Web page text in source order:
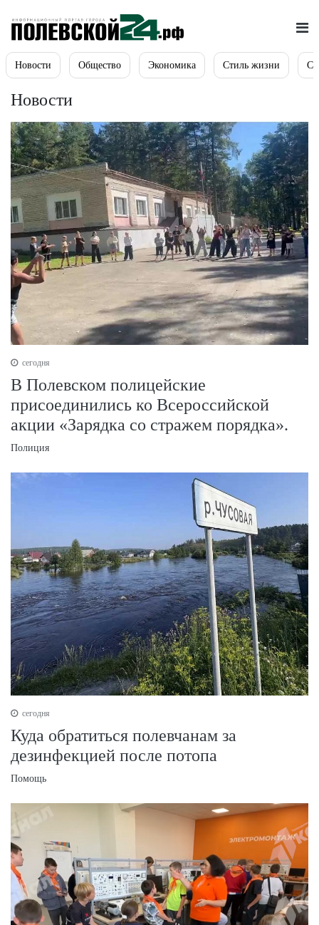
Новости Общество Экономика Стиль жизни
Новости
сегодня
В Полевском полицейские
присоединились ко Всероссийской
акции «Зарядка со стражем порядка».
Полиция
сегодня
Куда обратиться полевчанам за
дезинфекцией после потопа
Помощь